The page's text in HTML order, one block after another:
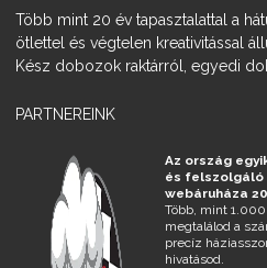
Több mint 20 év tapasztalattal a
ötlettel és végtelen kreativitással
Kész dobozok raktárról, egyedi
PARTNEREINK
Az ország
és felszolgáló
webáruháza
Több, mint
megtalálod a
precíz
hivatásod.